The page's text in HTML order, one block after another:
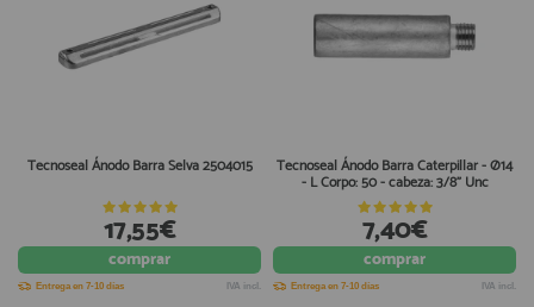
Tecnoseal Ánodo Barra Selva 2504015
17,55€
comprar
Entrega en 7-10 días IVA incl.
Tecnoseal Ánodo Barra Caterpillar - Ø14
- L Corpo: 50 - cabeza: 3/8" Unc
7,40€
comprar
Entrega en 7-10 días IVA incl.